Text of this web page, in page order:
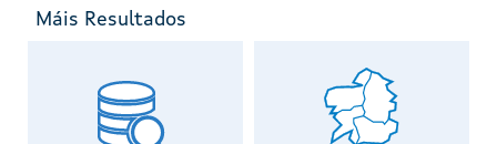
Máis Resultados